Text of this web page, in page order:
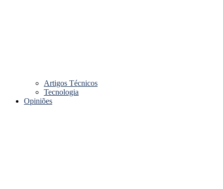
Artigos Técnicos
Tecnologia
Opiniões